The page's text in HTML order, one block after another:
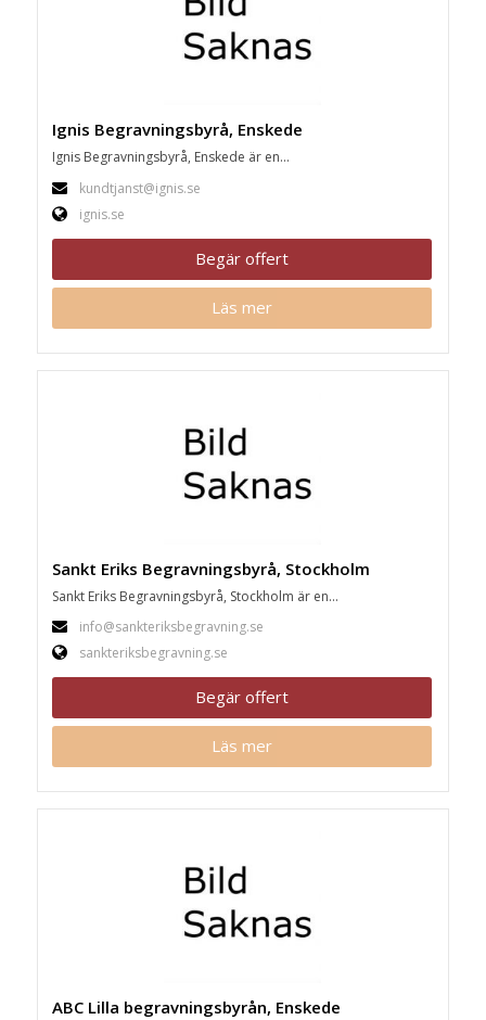
Ignis Begravningsbyrå, Enskede
Ignis Begravningsbyrå, Enskede är en...
kundtjanst@ignis.se
ignis.se
Begär offert
Läs mer
Sankt Eriks Begravningsbyrå, Stockholm
Sankt Eriks Begravningsbyrå, Stockholm är en...
info@sankteriksbegravning.se
sankteriksbegravning.se
Begär offert
Läs mer
ABC Lilla begravningsbyrån, Enskede